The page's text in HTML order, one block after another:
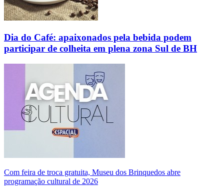
Dia do Café: apaixonados pela bebida podem
participar de colheita em plena zona Sul de BH
Com feira de troca gratuita, Museu dos Brinquedos abre
programação cultural de 2026